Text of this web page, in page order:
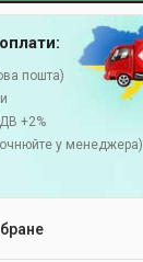
пошта)
+2%
у менеджера)